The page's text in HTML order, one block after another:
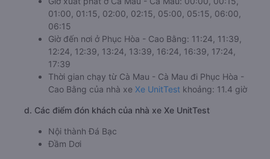
01:00, 01:15, 02:00, 02:15, 05:00, 05:15, 06:00,
06:15
Giờ đến nơi ở Phục Hòa - Cao Bằng: 11:24, 11:39,
12:24, 12:39, 13:24, 13:39, 16:24, 16:39, 17:24,
17:39
Thời gian chạy từ Cà Mau - Cà Mau đi Phục Hòa -
Cao Bằng của nhà xe Xe UnitTest khoảng: 11.4 giờ
d. Các điểm đón khách của nhà xe Xe UnitTest
Nội thành Đá Bạc
Đầm Dơi